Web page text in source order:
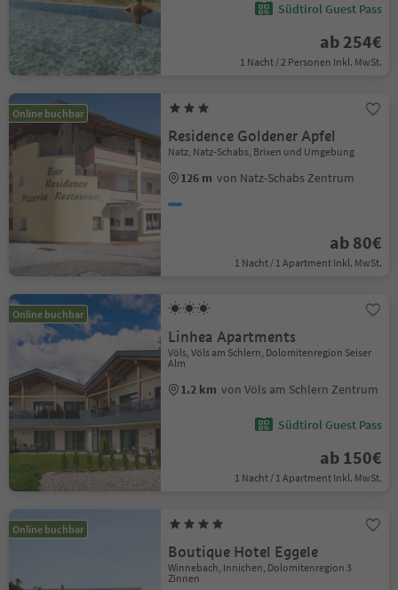
Südtirol Guest Pass
ab 254€
1 Nacht / 2 Personen Inkl. MwSt.
Online buchbar
Residence Goldener Apfel
Natz, Natz-Schabs, Brixen und Umgebung
126 m von Natz-Schabs Zentrum
ab 80€
1 Nacht / 1 Apartment Inkl. MwSt.
Online buchbar
Linhea Apartments
Völs, Völs am Schlern, Dolomitenregion Seiser
Alm
1.2 km von Völs am Schlern Zentrum
Südtirol Guest Pass
ab 150€
1 Nacht / 1 Apartment Inkl. MwSt.
Online buchbar
Boutique Hotel Eggele
Winnebach, Innichen, Dolomitenregion 3
Zinnen